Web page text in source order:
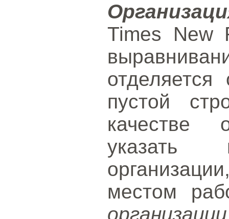
Times New
пустой
качестве
указать
местом